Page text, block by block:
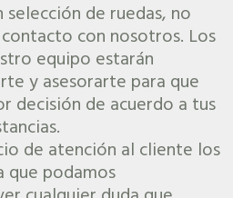
de ruedas, no
con nosotros. Los
equipo estarán
y asesorarte para que
decisión de acuerdo a tus
de atención al cliente los
que podamos